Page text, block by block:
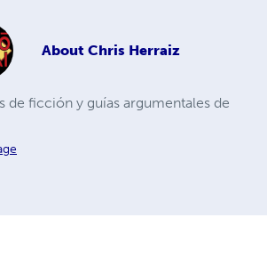
About Chris Herraiz
de ficción y guías argumentales de